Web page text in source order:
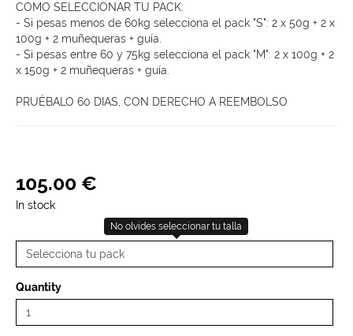
COMO SELECCIONAR TU PACK:
- Si pesas menos de 60kg selecciona el pack "S": 2 x 50g + 2 x
100g + 2 muñequeras + guía.
- Si pesas entre 60 y 75kg selecciona el pack "M": 2 x 100g + 2
x 150g + 2 muñequeras + guía.
PRUÉBALO 60 DIAS, CON DERECHO A REEMBOLSO
105.00 €
In stock
No olvides seleccionar tu talla
Quantity